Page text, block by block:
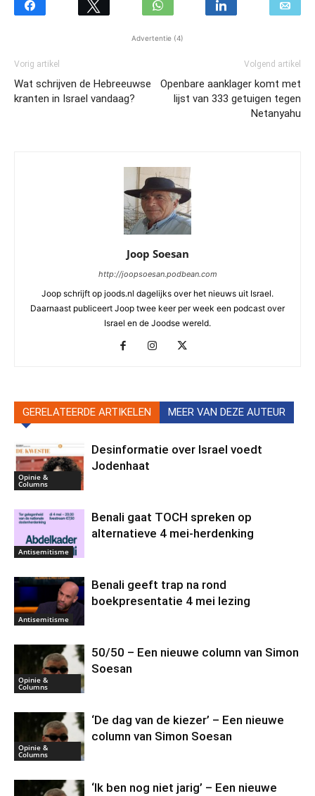
Advertentie (4)
Vorig artikel
Wat schrijven de Hebreeuwse
kranten in Israel vandaag?
Volgend artikel
Openbare aanklager komt met
lijst van 333 getuigen tegen
Netanyahu
Joop Soesan
http://joopsoesan.podbean.com
Joop schrijft op joods.nl dagelijks over het nieuws uit Israel.
Daarnaast publiceert Joop twee keer per week een podcast over
Israel en de Joodse wereld.
GERELATEERDE ARTIKELEN MEER VAN DEZE AUTEUR
Opinie &
Columns
Desinformatie over Israel voedt
Jodenhaat
Antisemitisme
Benali gaat TOCH spreken op
alternatieve 4 mei-herdenking
Antisemitisme
Benali geeft trap na rond
boekpresentatie 4 mei lezing
Opinie &
Columns
50/50 – Een nieuwe column van Simon
Soesan
Opinie &
Columns
‘De dag van de kiezer’ – Een nieuwe
column van Simon Soesan
‘Ik ben nog niet jarig’ – Een nieuwe